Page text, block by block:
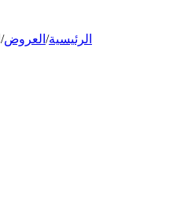
الرئيسية/ العروض/